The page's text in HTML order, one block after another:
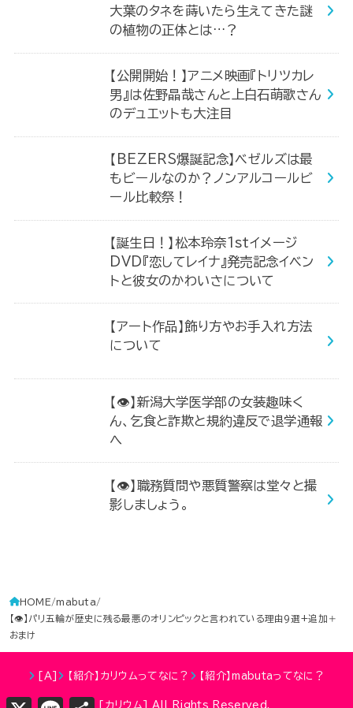
大葉のタネを蒔いたら生えてきた謎
の植物の正体とは…？
【公開開始！】アニメ映画『トリツカレ
男』は佐野晶哉さんと上白石萌歌さん
のデュエットも大注目
【BEZERS爆誕記念】ベゼルズは最
もビールなのか？ノンアルコールビ
ール比較祭！
【誕生日！】松本玲奈1stイメージ
DVD『恋してレイナ』発売記念イベン
トと彼女のかわいさについて
【アート作品】飾り方やお手入れ方法
について
【👁】新潟大学医学部の女装趣味く
ん、乞食と詐欺と規約違反で退学通報
へ
【👁】職務質問や悪質警察は堂々と撮
影しましょう。
HOME
mabuta
【👁】パリ五輪が歴史に残る最悪のオリンピックと言われている理由9選+追加＋
おまけ
[Ａ] 【紹介】カリウムってなに？ 【紹介】mabutaってなに？
© [カリウム] All Rights Reserved.
X Line 共